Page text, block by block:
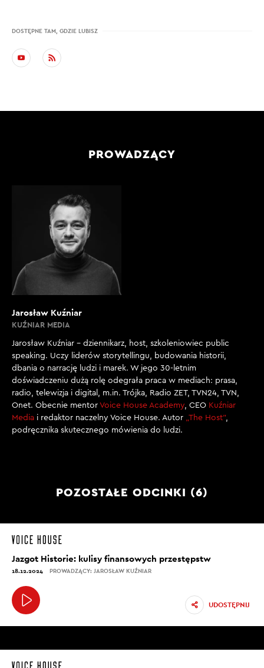
DOSTĘPNE TAM, GDZIE LUBISZ
PROWADZĄCY
Jarosław Kuźniar
KUŹNIAR MEDIA
Jarosław Kuźniar – dziennikarz, host, szkoleniowiec public
speaking. Uczy liderów storytellingu, budowania historii,
dbania o narrację ludzi i marek. W jego 30-letnim
doświadczeniu dużą rolę odegrała praca w mediach: prasa,
radio, telewizja i digital, m.in. Trójka, Radio ZET, TVN24, TVN,
Onet. Obecnie mentor Voice House Academy, CEO Kuźniar
Media i redaktor naczelny Voice House. Autor „The Host”,
podręcznika skutecznego mówienia do ludzi.
POZOSTAŁE ODCINKI (6)
Jazgot Historie: kulisy finansowych przestępstw
18.12.2024 PROWADZĄCY: JAROSŁAW KUŹNIAR
UDOSTĘPNIJ